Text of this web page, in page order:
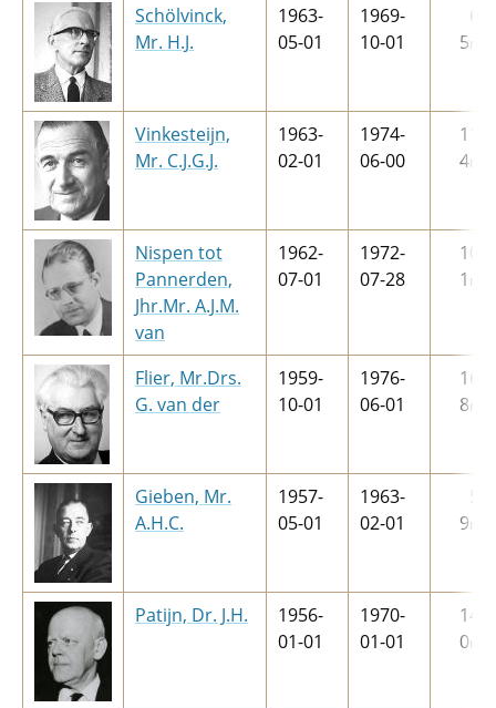
Schölvinck,
Mr. H.J.
1963-
05-01
1969-
10-01
6
5m
Vinkesteijn,
Mr. C.J.G.J.
1963-
02-01
1974-
06-00
11
4m
Nispen tot
Pannerden,
Jhr.Mr. A.J.M.
van
1962-
07-01
1972-
07-28
10
1 m
Flier, Mr.Drs.
G. van der
1959-
10-01
1976-
06-01
16
8m
Gieben, Mr.
A.H.C.
1957-
05-01
1963-
02-01
9m
Patijn, Dr. J.H.
1956-
01-01
1970-
01-01
14
0m